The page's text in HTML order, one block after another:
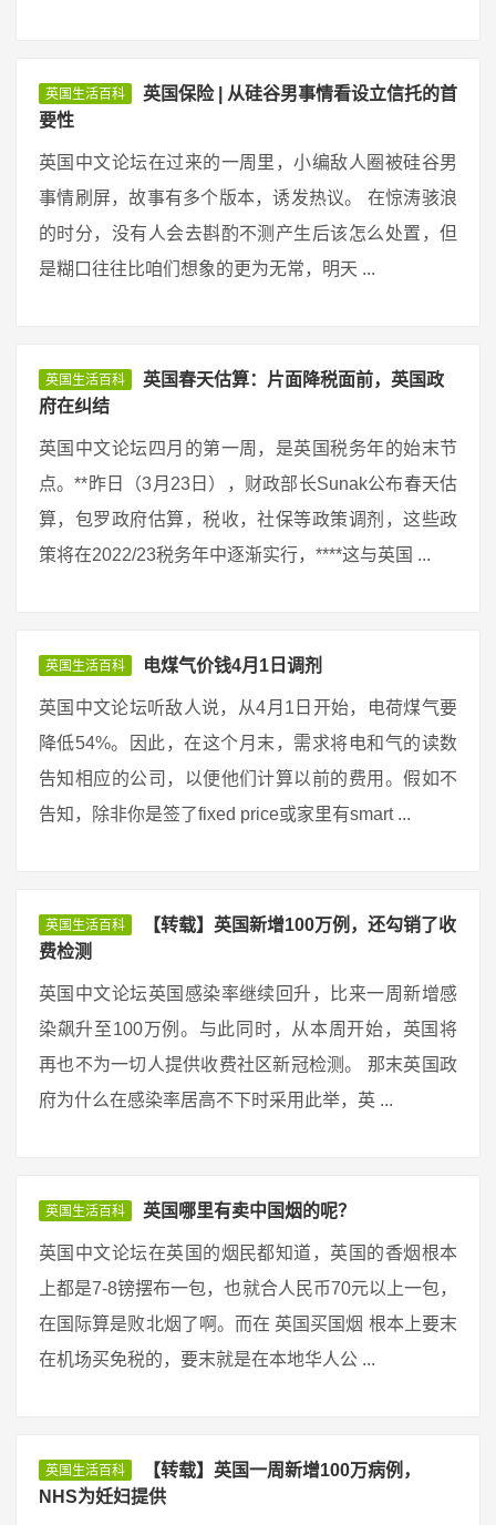
英国生活百科
英国保险 | 从硅谷男事情看设立信托的首
要性
英国中文论坛在过来的一周里，小编敌人圈被硅谷男
事情刷屏，故事有多个版本，诱发热议。 在惊涛骇浪
的时分，没有人会去斟酌不测产生后该怎么处置，但
是糊口往往比咱们想象的更为无常，明天 ...
英国生活百科
英国春天估算：片面降税面前，英国政
府在纠结
英国中文论坛四月的第一周，是英国税务年的始末节
点。**昨日（3月23日），财政部长Sunak公布春天估
算，包罗政府估算，税收，社保等政策调剂，这些政
策将在2022/23税务年中逐渐实行，****这与英国 ...
英国生活百科 电煤气价钱4月1日调剂
英国中文论坛听敌人说，从4月1日开始，电荷煤气要
降低54%。因此，在这个月末，需求将电和气的读数
告知相应的公司，以便他们计算以前的费用。假如不
告知，除非你是签了fixed price或家里有smart ...
英国生活百科
【转载】英国新增100万例，还勾销了收
费检测
英国中文论坛英国感染率继续回升，比来一周新增感
染飙升至100万例。与此同时，从本周开始，英国将
再也不为一切人提供收费社区新冠检测。 那末英国政
府为什么在感染率居高不下时采用此举，英 ...
英国生活百科 英国哪里有卖中国烟的呢？
英国中文论坛在英国的烟民都知道，英国的香烟根本
上都是7-8镑摆布一包，也就合人民币70元以上一包，
在国际算是败北烟了啊。而在 英国买国烟 根本上要末
在机场买免税的，要末就是在本地华人公 ...
英国生活百科
【转载】英国一周新增100万病例，
NHS为妊妇提供